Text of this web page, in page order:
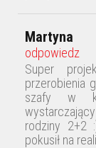
Martyna
odpowiedz
Super
przerobienia
szafy w
rodziny 2+2
pokusił na